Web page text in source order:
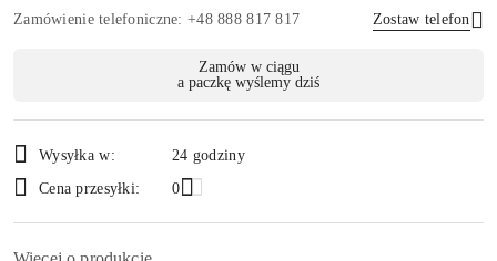
Zamówienie telefoniczne: +48 888 817 817 Zostaw telefon
Wyślij
dostawa
Zamów w ciągu
a paczkę wyślemy dziś
Wysyłka w:
24 godziny
Cena przesyłki:
0